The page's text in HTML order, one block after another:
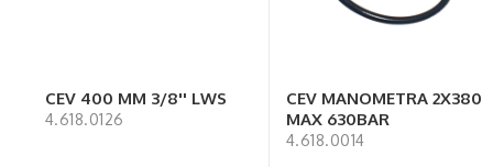
CEV 400 MM 3/8'' LWS
4.618.0126
CEV MANOMETRA 2X380
MAX 630BAR
4.618.0014